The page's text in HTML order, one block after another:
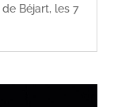
Béjart, les 7